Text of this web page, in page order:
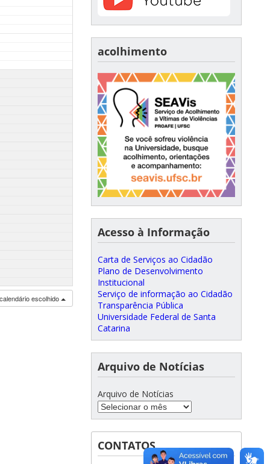
escolhido
acolhimento
Acesso à Informação
Carta de Serviços ao Cidadão
Plano de Desenvolvimento
Institucional
Serviço de informação ao Cidadão
Transparência Pública
Universidade Federal de Santa
Catarina
Arquivo de Notícias
Arquivo de Notícias
CONTATOS